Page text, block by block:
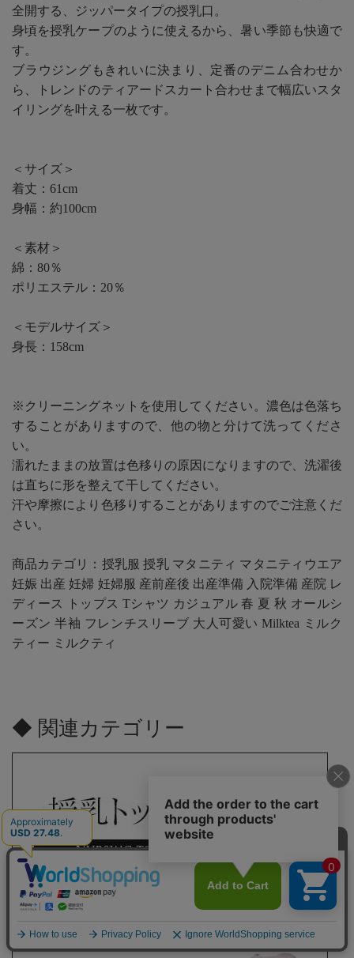
全開する、ジッパータイプの授乳口。
身頃を授乳ケープのように使えるから、暑い季節も快適で
す。
ブラウジングもきれいに決まり、定番のデニム合わせか
ら、トレンドのティアードスカート合わせまで幅広いスタ
イリングを叶える一枚です。
＜サイズ＞
着丈：61cm
身幅：約100cm
＜素材＞
綿：80％
ポリエステル：20％
＜モデルサイズ＞
身長：158cm
※クリーニングネットを使用してください。濃色は色落ち
することがありますので、他の物と分けて洗ってくださ
い。
濡れたままの放置は色移りの原因になりますので、洗濯後
は直ちに形を整えて干してください。
汗や摩擦により色移りすることがありますのでご注意くだ
さい。
商品カテゴリ：授乳服 授乳 マタニティ マタニティウエア
妊娠 出産 妊婦 妊婦服 産前産後 出産準備 入院準備 産院 レ
ディース トップス Tシャツ カジュアル 春 夏 秋 オールシ
ーズン 半袖 フレンチスリーブ 大人可愛い Milktea ミルク
ティー ミルクティ
◆ 関連カテゴリー